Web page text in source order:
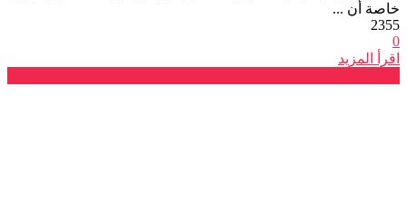
خاصة أن ...
2355
0
اقرأ المزيد